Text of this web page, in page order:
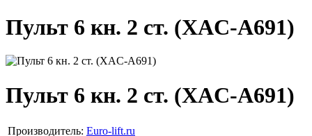
Пульт 6 кн. 2 ст. (XАC-A691)
Пульт 6 кн. 2 ст. (XАC-A691)
Производитель: Euro-lift.ru